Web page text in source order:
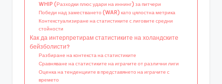
WHIP (Разходки плюс удари на иннинг) за питчери
Победи над заместването (WAR) като цялостна метрика
Контекстуализиране на статистиките с лиговите средни
стойности
Как да интерпретирам статистиките на холандските
бейзболисти?
Разбиране на контекста на статистиките
Сравняване на статистиките на играчите от различни лиги
Оценка на тенденциите в представянето на играчите с
времето